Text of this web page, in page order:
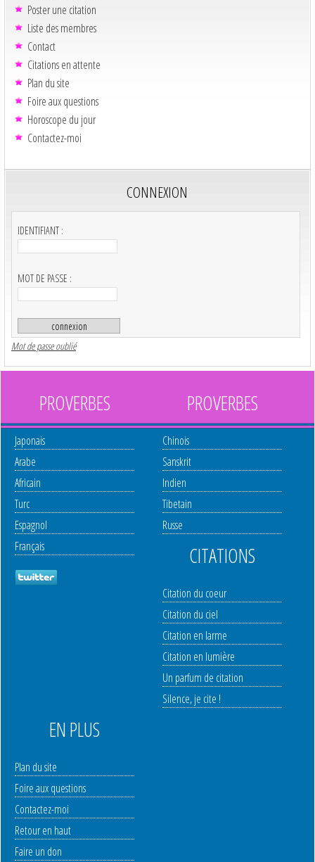
Poster une citation
Liste des membres
Contact
Citations en attente
Plan du site
Foire aux questions
Horoscope du jour
Contactez-moi
CONNEXION
IDENTIFIANT :
MOT DE PASSE :
Mot de passe oublié
PROVERBES
Japonais
Arabe
Africain
Turc
Espagnol
Français
PROVERBES
Chinois
Sanskrit
Indien
Tibetain
Russe
CITATIONS
Citation du coeur
Citation du ciel
Citation en larme
Citation en lumière
Un parfum de citation
Silence, je cite !
EN PLUS
Plan du site
Foire aux questions
Contactez-moi
Retour en haut
Faire un don